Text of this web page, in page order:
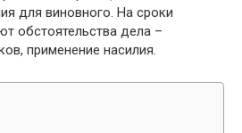
для виновного. На сроки
обстоятельства дела –
применение насилия.